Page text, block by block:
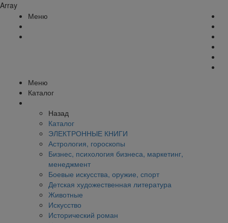
Array
Меню
Меню
Каталог
Назад
Каталог
ЭЛЕКТРОННЫЕ КНИГИ
Астрология, гороскопы
Бизнес, психология бизнеса, маркетинг,
менеджмент
Боевые искусства, оружие, спорт
Детская художественная литература
Животные
Искусство
Исторический роман